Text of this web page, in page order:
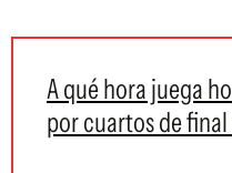
A qué hora juega
por cuartos de